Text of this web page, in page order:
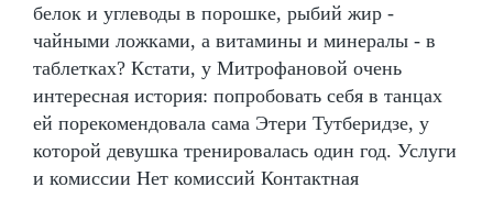
белок и углеводы в порошке, рыбий жир -
чайными ложками, а витамины и минералы - в
таблетках? Кстати, у Митрофановой очень
интересная история: попробовать себя в танцах
ей порекомендовала сама Этери Тутберидзе, у
которой девушка тренировалась один год. Услуги
и комиссии Нет комиссий Контактная